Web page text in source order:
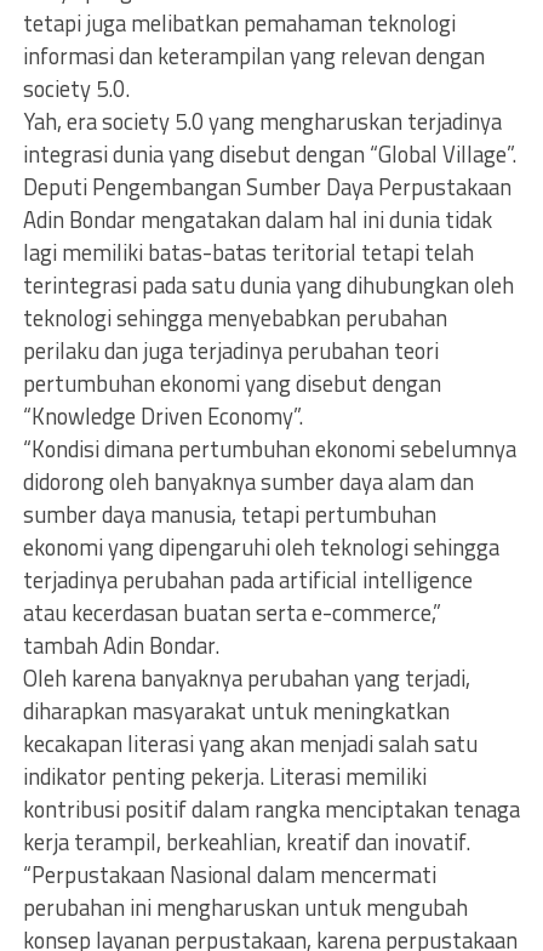
tetapi juga melibatkan pemahaman teknologi
informasi dan keterampilan yang relevan dengan
society 5.0.
Yah, era society 5.0 yang mengharuskan terjadinya
integrasi dunia yang disebut dengan “Global Village”.
Deputi Pengembangan Sumber Daya Perpustakaan
Adin Bondar mengatakan dalam hal ini dunia tidak
lagi memiliki batas-batas teritorial tetapi telah
terintegrasi pada satu dunia yang dihubungkan oleh
teknologi sehingga menyebabkan perubahan
perilaku dan juga terjadinya perubahan teori
pertumbuhan ekonomi yang disebut dengan
“Knowledge Driven Economy”.
“Kondisi dimana pertumbuhan ekonomi sebelumnya
didorong oleh banyaknya sumber daya alam dan
sumber daya manusia, tetapi pertumbuhan
ekonomi yang dipengaruhi oleh teknologi sehingga
terjadinya perubahan pada artificial intelligence
atau kecerdasan buatan serta e-commerce,”
tambah Adin Bondar.
Oleh karena banyaknya perubahan yang terjadi,
diharapkan masyarakat untuk meningkatkan
kecakapan literasi yang akan menjadi salah satu
indikator penting pekerja. Literasi memiliki
kontribusi positif dalam rangka menciptakan tenaga
kerja terampil, berkeahlian, kreatif dan inovatif.
“Perpustakaan Nasional dalam mencermati
perubahan ini mengharuskan untuk mengubah
konsep layanan perpustakaan, karena perpustakaan